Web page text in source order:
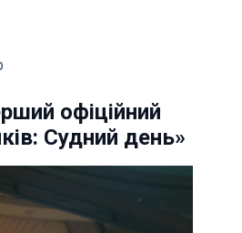
офіційний
Судний день»